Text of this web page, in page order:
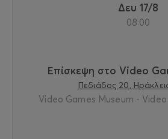
Δευ 17/8
08:00
Επίσκεψη στο Video
Πεδιάδος 20,
Video Games Museum -